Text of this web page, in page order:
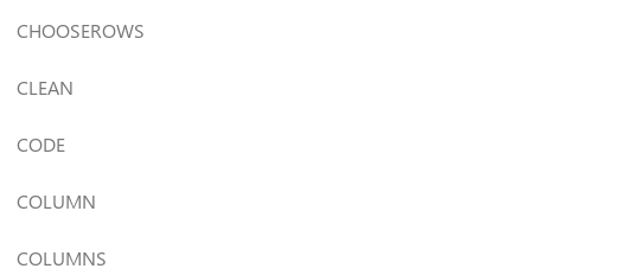
CHOOSEROWS
CLEAN
CODE
COLUMN
COLUMNS